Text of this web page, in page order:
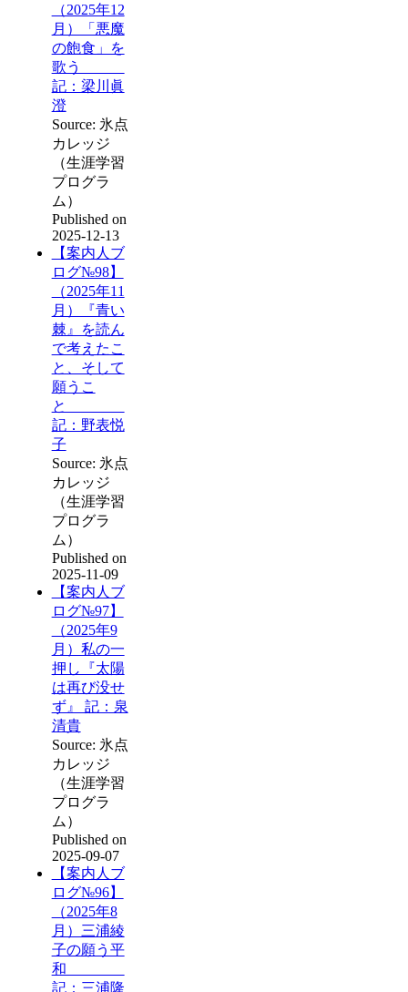
（2025年12
月）「悪魔
の飽食」を
歌う
記：梁川眞
澄
Source: 氷点
カレッジ
（生涯学習
プログラ
ム）
Published on
2025-12-13
【案内人ブ
ログ№98】
（2025年11
月）『青い
棘』を読ん
で考えたこ
と、そして
願うこ
と
記：野表悦
子
Source: 氷点
カレッジ
（生涯学習
プログラ
ム）
Published on
2025-11-09
【案内人ブ
ログ№97】
（2025年9
月）私の一
押し『太陽
は再び没せ
ず』 記：泉
清貴
Source: 氷点
カレッジ
（生涯学習
プログラ
ム）
Published on
2025-09-07
【案内人ブ
ログ№96】
（2025年8
月）三浦綾
子の願う平
和
記：三浦隆